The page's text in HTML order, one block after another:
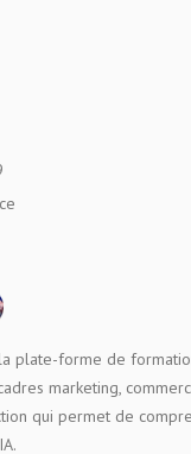
plate-forme de
marketing,
qui permet de